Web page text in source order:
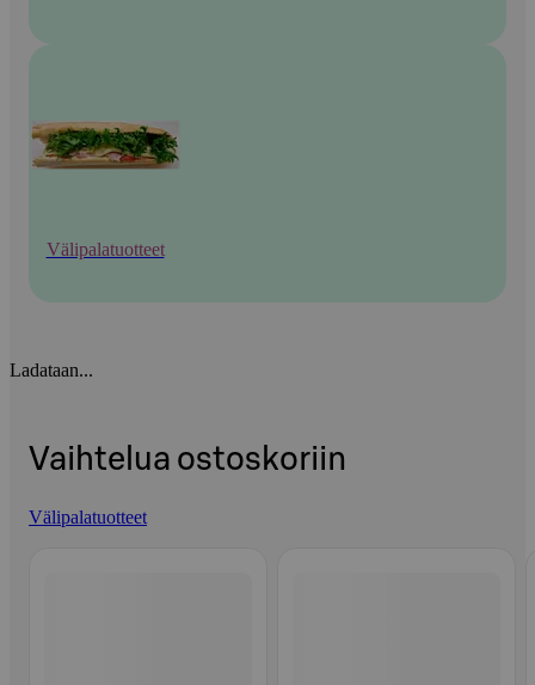
Välipalatuotteet
Ladataan...
Vaihtelua ostoskoriin
Välipalatuotteet